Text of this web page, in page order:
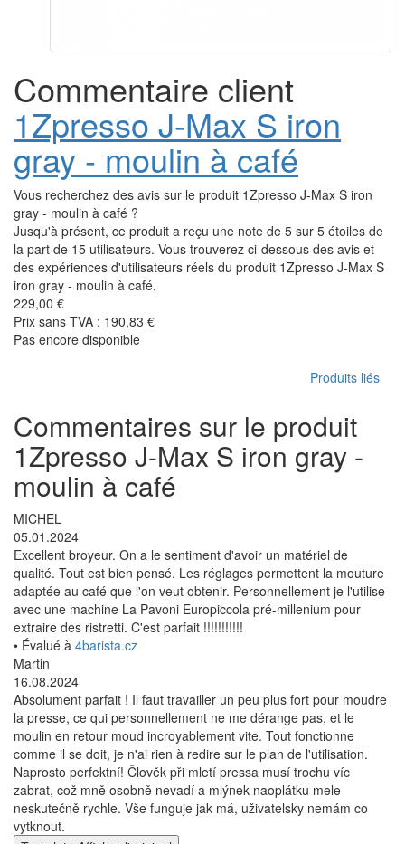
Commentaire client
1Zpresso J-Max S iron
gray - moulin à café
Vous recherchez des avis sur le produit 1Zpresso J-Max S iron
gray - moulin à café ?
Jusqu'à présent, ce produit a reçu une note de 5 sur 5 étoiles de
la part de 15 utilisateurs. Vous trouverez ci-dessous des avis et
des expériences d'utilisateurs réels du produit 1Zpresso J-Max S
iron gray - moulin à café.
229,00 €
Prix sans TVA : 190,83 €
Pas encore disponible
Produits liés
Commentaires sur le produit
1Zpresso J-Max S iron gray -
moulin à café
MICHEL
05.01.2024
Excellent broyeur. On a le sentiment d'avoir un matériel de
qualité. Tout est bien pensé. Les réglages permettent la mouture
adaptée au café que l'on veut obtenir. Personnellement je l'utilise
avec une machine La Pavoni Europiccola pré-millenium pour
extraire des ristretti. C'est parfait !!!!!!!!!!!
• Évalué à 4barista.cz
Martin
16.08.2024
Absolument parfait ! Il faut travailler un peu plus fort pour moudre
la presse, ce qui personnellement ne me dérange pas, et le
moulin en retour moud incroyablement vite. Tout fonctionne
comme il se doit, je n'ai rien à redire sur le plan de l'utilisation.
Naprosto perfektní! Člověk při mletí pressa musí trochu víc
zabrat, což mně osobně nevadí a mlýnek naoplátku mele
neskutečně rychle. Vše funguje jak má, uživatelsky nemám co
vytknout.